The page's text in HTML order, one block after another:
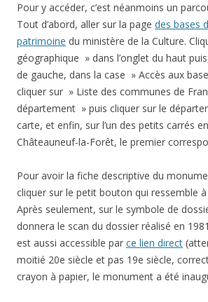
Pour y accéder, c’est néanmoins un
Tout d’abord, aller sur la page des bases
patrimoine du ministère de la Culture.
géographique » dans l’onglet du haut
de gauche, dans la case » Accès aux
cliquer sur » Liste des communes de
département » puis cliquer sur le
carte, et enfin, sur l’un des petits carrés
Châteauneuf-la-Forêt, le premier
Pour avoir la fiche descriptive du
cliquer sur le petit bouton qui ressemble
Après seulement, sur le symbole de
donnera le scan du dossier réalisé en
est aussi accessible par ce lien direct
moitié 20e siècle et pas 19e siècle,
crayon à papier, le monument a été